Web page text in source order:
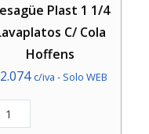
Plast 1 1/4
C/ Cola
Hoffens
2.074 c/iva - Solo WEB